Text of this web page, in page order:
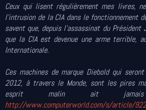
Ceux qui lisent régulièrement mes livres,
l’intrusion de la CIA dans le fonctionnement
savent que, depuis l’assassinat du Président
que la CIA est devenue une arme terrible,
Internationale.
Ces machines de marque Diebold qui
2012, à travers le Monde, sont les pires
esprit malin ait
http://www.computerworld.com/s/article/